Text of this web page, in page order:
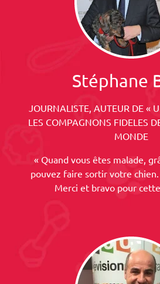
Stéphane
JOURNALISTE, AUTEUR DE «
LES COMPAGNONS FIDELES
MONDE
« Quand vous êtes malade,
pouvez faire sortir votre
Merci et bravo pour